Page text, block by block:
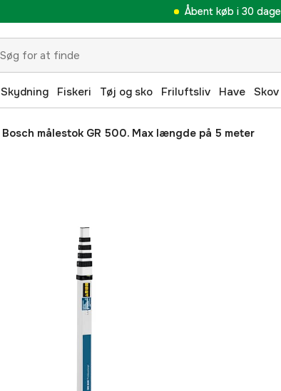
Åbent køb i 30 dage
Skydning Fiskeri Tøj og sko Friluftsliv Have Skov
Bosch målestok GR 500. Max længde på 5 meter